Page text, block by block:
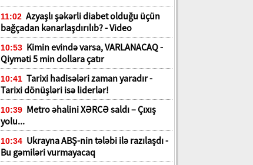
11:02 Azyaşlı şəkərli diabet olduğu üçün
bağçadan kənarlaşdırılıb? - Video
10:53 Kimin evində varsa, VARLANACAQ -
Qiyməti 5 min dollara çatır
10:41 Tarixi hadisələri zaman yaradır -
Tarixi dönüşləri isə liderlər!
10:39 Metro əhalini XƏRCƏ saldı – Çıxış
yolu...
10:34 Ukrayna ABŞ-nin tələbi ilə razılaşdı -
Bu gəmiləri vurmayacaq